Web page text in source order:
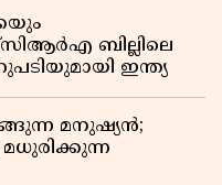
ബില്ലിലെ
ഇന്ത്യ
മനുഷ്യൻ;
മധുരിക്കുന്ന